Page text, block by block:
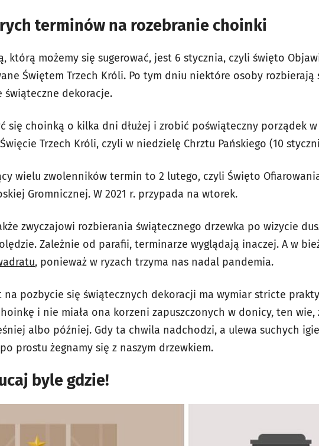
terminów na rozebranie choinki
którą możemy się sugerować, jest 6 stycznia, czyli święto
Świętem Trzech Króli. Po tym dniu niektóre osoby rozbierają
świąteczne dekoracje.
się choinką o kilka dni dłużej i zrobić poświąteczny porządek
Trzech Króli, czyli w niedzielę Chrztu Pańskiego (10
wielu zwolenników termin to 2 lutego, czyli Święto
Gromnicznej. W 2021 r. przypada na wtorek.
zwyczajowi rozbierania świątecznego drzewka po wizycie
Zależnie od parafii, terminarze wyglądają inaczej. A w
, ponieważ w ryzach trzyma nas nadal pandemia.
na pozbycie się świątecznych dekoracji ma wymiar stricte
i nie miała ona korzeni zapuszczonych w donicy, ten wie,
albo później. Gdy ta chwila nadchodzi, a ulewa suchych
prostu żegnamy się z naszym drzewkiem.
byle gdzie!